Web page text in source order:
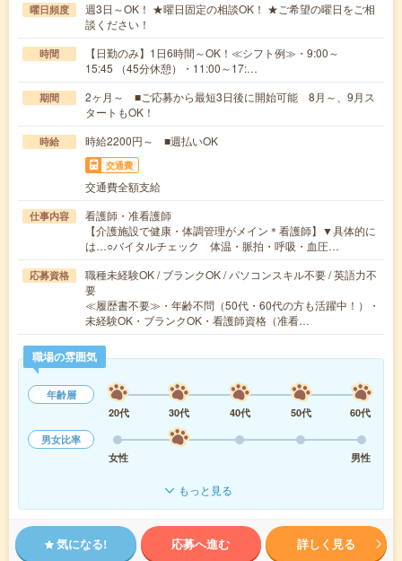
曜日頻度
週3日～OK！ ★曜日固定の相談OK！ ★ご希望の曜日をご相
談ください！
時間
【日勤のみ】1日6時間～OK！≪シフト例≫・9:00～
15:45 （45分休憩）・11:00～17:…
期間
2ヶ月～ ■ご応募から最短3日後に開始可能 8月～、9月ス
タートもOK！
時給 時給2200円～ ■週払いOK
交通費
交通費全額支給
仕事内容
看護師・准看護師
【介護施設で健康・体調管理がメイン＊看護師】▼具体的に
は…○バイタルチェック 体温・脈拍・呼吸・血圧…
応募資格
職種未経験OK / ブランクOK / パソコンスキル不要 / 英語力不
要
≪履歴書不要≫・年齢不問（50代・60代の方も活躍中！）・
未経験OK・ブランクOK・看護師資格（准看…
職場の雰囲気
年齢層
20代
30代 40代 50代
60代
男女比率
女性
男性
もっと見る
気になる! 応募へ進む 詳しく見る